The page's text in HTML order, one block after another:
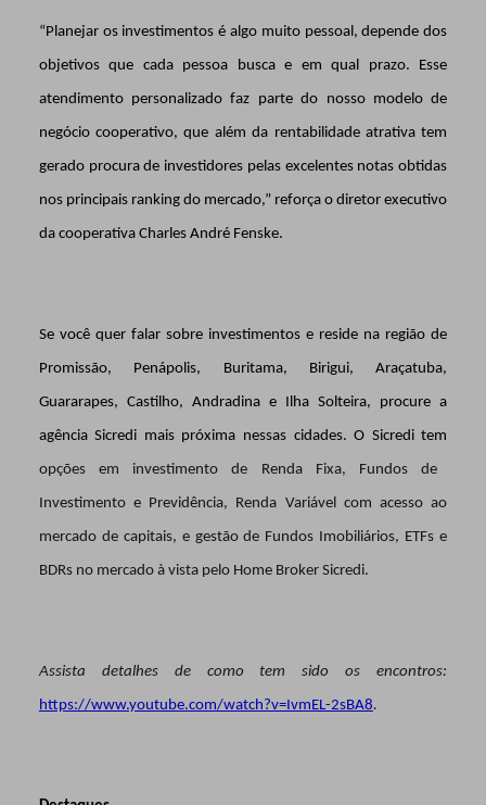
“Planejar os investimentos é algo muito pessoal, depende dos
objetivos que cada pessoa busca e em qual prazo. Esse
atendimento personalizado faz parte do nosso modelo de
negócio cooperativo, que além da rentabilidade atrativa tem
gerado procura de investidores pelas excelentes notas obtidas
nos principais ranking do mercado,” reforça o diretor executivo
da cooperativa Charles André Fenske.
Se você quer falar sobre investimentos e reside na região de
Promissão, Penápolis, Buritama, Birigui, Araçatuba,
Guararapes, Castilho, Andradina e Ilha Solteira, procure a
agência Sicredi mais próxima nessas cidades. O Sicredi tem
opções em investimento de Renda Fixa, Fundos de
Investimento e Previdência, Renda Variável com acesso ao
mercado de capitais, e gestão de Fundos Imobiliários, ETFs e
BDRs no mercado à vista pelo Home Broker Sicredi.
Assista detalhes de como tem sido os encontros:
https://www.youtube.com/watch?v=IvmEL-2sBA8.